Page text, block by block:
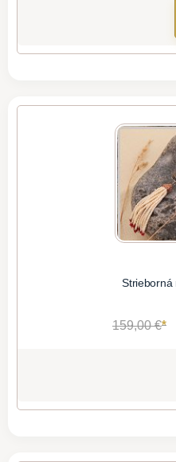
Strieborná
159,00 €*